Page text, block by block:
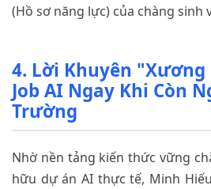
(Hồ sơ năng lực) của chàng sinh
4. Lời Khuyên "Xương
Job AI Ngay Khi Còn
Trường
Nhờ nền tảng kiến thức vững
hữu dự án AI thực tế, Minh